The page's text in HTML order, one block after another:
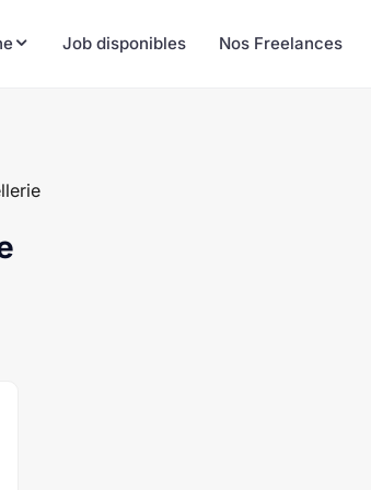
Job disponibles Nos Freelances